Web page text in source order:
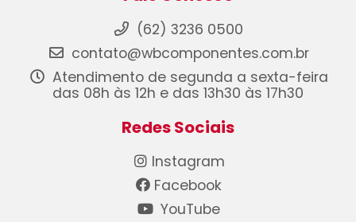
(62) 3236 0500
contato@wbcomponentes.com.br
Atendimento de segunda a sexta-feira
das 08h às 12h e das 13h30 às 17h30
Redes Sociais
Instagram
Facebook
YouTube